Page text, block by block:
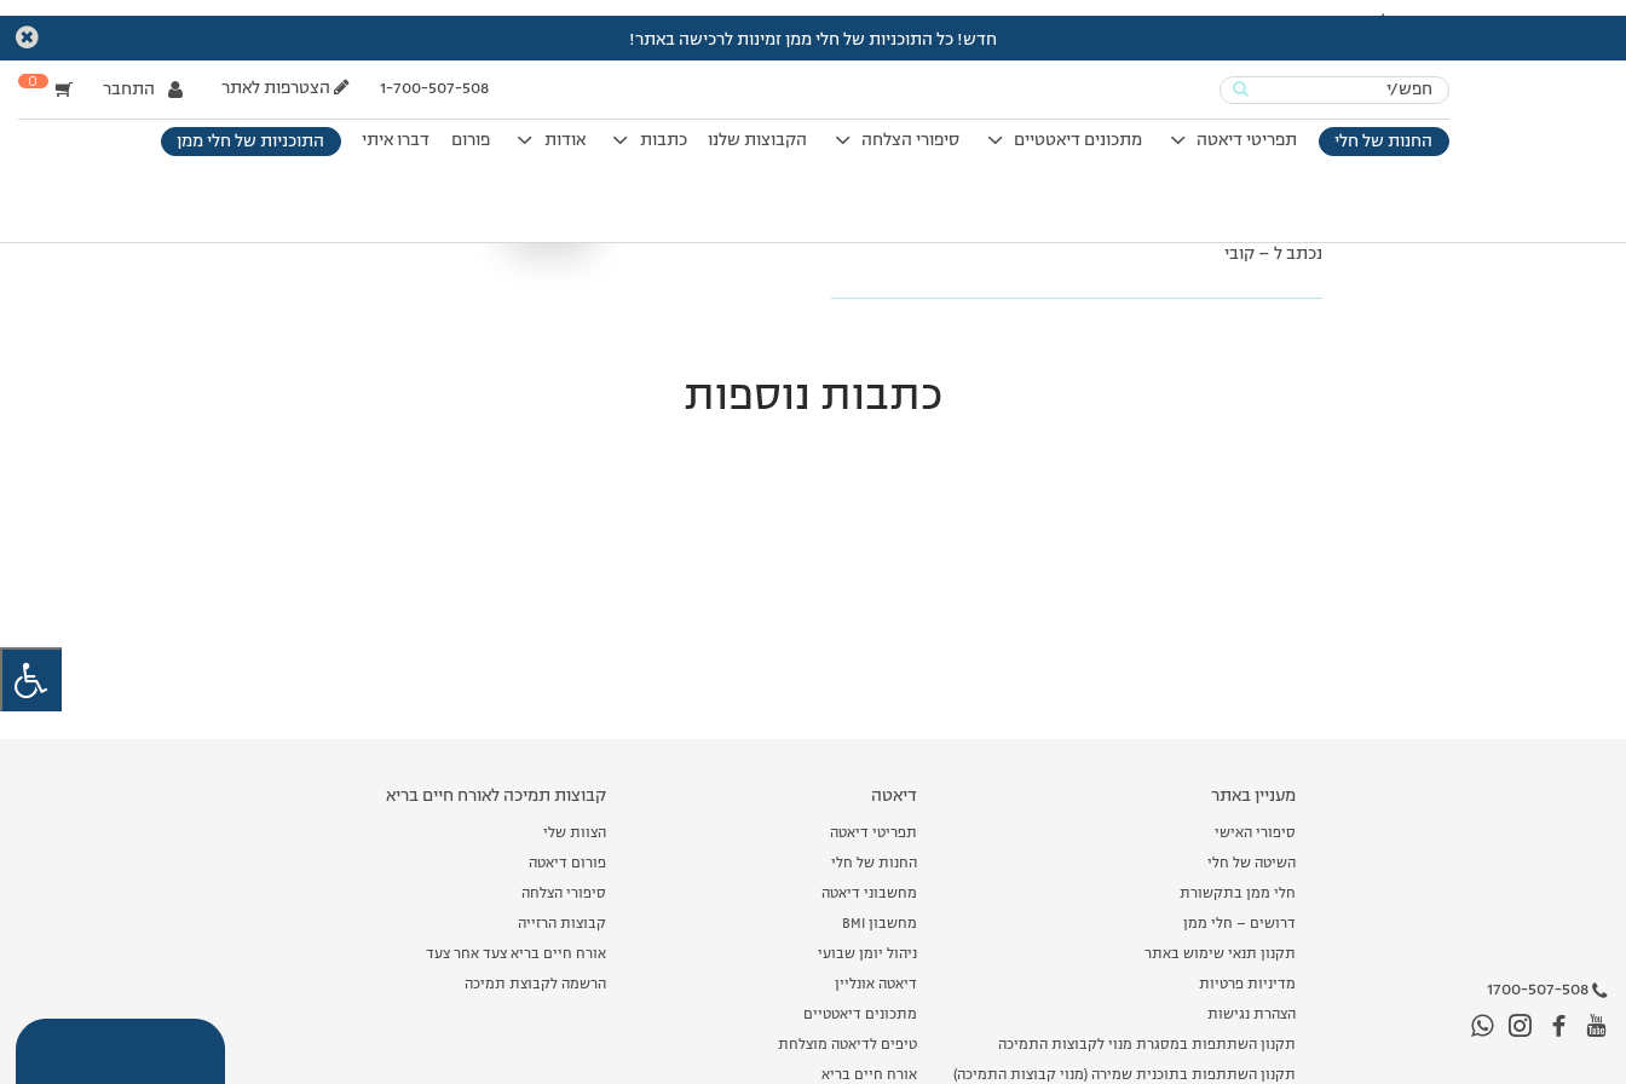
חדש! כל התוכניות של חלי ממן זמינות לרכישה באתר!
Search
for:
1-700-507-508 הצטרפות לאתר התחבר 0
החנות של חלי תפריטי דיאטה מתכונים דיאטטיים סיפורי הצלחה הקבוצות שלנו כתבות אודות פורום דברו איתי התוכניות של חלי ממן
עמוד הבית>מכתבי תודה>תודה .. לאדם מיוחד
תודה .. לאדם מיוחד
הגעתי במקרה לקבוצה .. וחשבתי שהנשור אחרי הפעם הזאת .. אבל
נכתב ל – קובי
כתבות נוספות
1700-507-508
מעניין באתר
סיפורי האישי
השיטה של חלי
חלי ממן בתקשורת
דרושים – חלי ממן
תקנון תנאי שימוש באתר
מדיניות פרטיות
הצהרת נגישות
תקנון השתתפות במסגרת מנוי לקבוצות התמיכה
תקנון השתתפות בתוכנית שמירה (מנוי קבוצות התמיכה)
דיאטה
תפריטי דיאטה
החנות של חלי
מחשבוני דיאטה
מחשבון BMI
ניהול יומן שבועי
דיאטה אונליין
מתכונים דיאטטיים
טיפים לדיאטה מוצלחת
אורח חיים בריא
קבוצות תמיכה לאורח חיים בריא
הצוות שלי
פורום דיאטה
סיפורי הצלחה
קבוצות הרזייה
אורח חיים בריא צעד אחר צעד
הרשמה לקבוצת תמיכה